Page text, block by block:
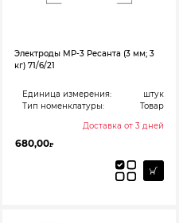
Электроды МР-3 Ресанта (3 мм; 3
кг) 71/6/21
Единица измерения:
штук
Тип номенклатуры:
Товар
Доставка от 3 дней
680,00₽